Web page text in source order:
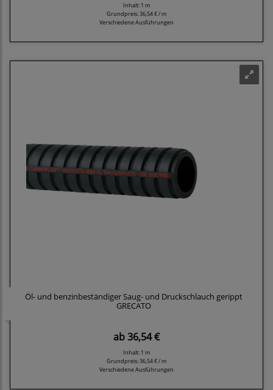
Inhalt: 1 m
Grundpreis:36,54 € / m
Verschiedene Ausführungen
Öl- und benzinbeständiger Saug- und Druckschlauch gerippt
GRECATO
ab36,54 €
Inhalt: 1 m
Grundpreis:36,54 € / m
Verschiedene Ausführungen